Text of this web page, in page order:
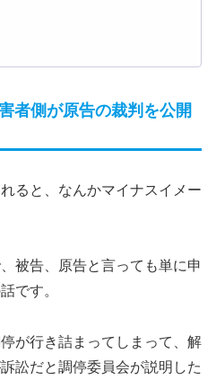
者側が原告の裁判を公開
ると、なんかマイナスイメー
被告、原告と言っても単に申
です。
が行き詰まってしまって、解
訟だと調停委員会が説明した